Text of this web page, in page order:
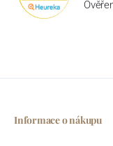
Informace o nákupu